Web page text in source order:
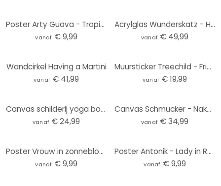
Poster Arty Guava - Tropical Lady
vanaf € 9,99
Acrylglas Wunderskatz - Half nude
vanaf € 49,99
Wandcirkel Having a Martini
vanaf € 41,99
Muursticker Treechild - Frida
vanaf € 19,99
Canvas schilderij yoga boom houding in de zon cirkel - Manovski
vanaf € 24,99
Canvas Schmucker - Naked Poppy
vanaf € 34,99
Poster Vrouw in zonnebloemveld - Goed Blauw
vanaf € 9,99
Poster Antonik - Lady in Red
vanaf € 9,99